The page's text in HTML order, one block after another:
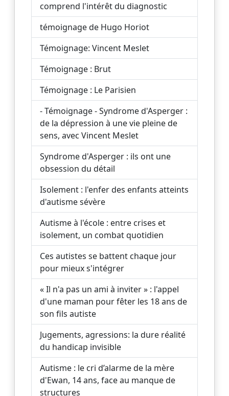
comprend l'intérêt du diagnostic
témoignage de Hugo Horiot
Témoignage: Vincent Meslet
Témoignage : Brut
Témoignage : Le Parisien
- Témoignage - Syndrome d'Asperger :
de la dépression à une vie pleine de
sens, avec Vincent Meslet
Syndrome d'Asperger : ils ont une
obsession du détail
Isolement : l'enfer des enfants atteints
d'autisme sévère
Autisme à l'école : entre crises et
isolement, un combat quotidien
Ces autistes se battent chaque jour
pour mieux s'intégrer
« Il n'a pas un ami à inviter » : l'appel
d'une maman pour fêter les 18 ans de
son fils autiste
Jugements, agressions: la dure réalité
du handicap invisible
Autisme : le cri d’alarme de la mère
d'Ewan, 14 ans, face au manque de
structures